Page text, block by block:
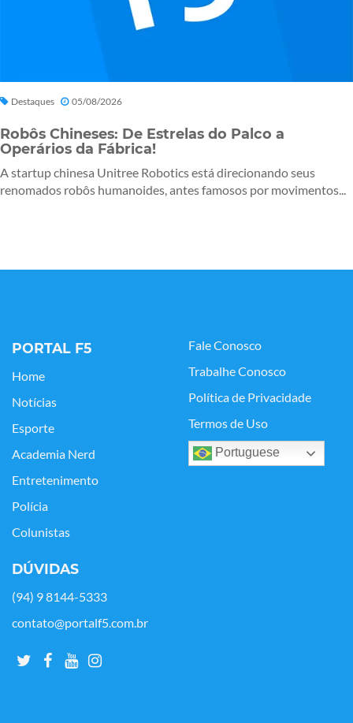
Destaques 05/08/2026
Robôs Chineses: De Estrelas do Palco a
Operários da Fábrica!
A startup chinesa Unitree Robotics está direcionando seus
renomados robôs humanoides, antes famosos por movimentos...
PORTAL F5
Home
Notícias
Esporte
Academia Nerd
Entretenimento
Polícia
Colunistas
Fale Conosco
Trabalhe Conosco
Política de Privacidade
Termos de Uso
Portuguese
DÚVIDAS
(94) 9 8144-5333
contato@portalf5.com.br